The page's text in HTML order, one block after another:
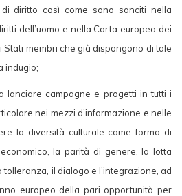
diritto così come sono sanciti nella
dell’uomo e nella Carta europea dei
Stati membri che già dispongono di tale
indugio;
lanciare campagne e progetti in tutti i
nei mezzi d’informazione e nelle
la diversità culturale come forma di
la parità di genere, la lotta
il dialogo e l’integrazione, ad
europeo della pari opportunità per